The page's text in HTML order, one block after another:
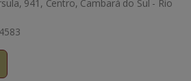
941, Centro, Cambará do Sul - Rio